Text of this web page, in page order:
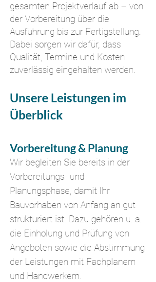
gesamten Projektverlauf ab – von
der Vorbereitung über die
Ausführung bis zur Fertigstellung.
Dabei sorgen wir dafür, dass
Qualität, Termine und Kosten
zuverlässig eingehalten werden.
Unsere Leistungen im
Überblick
Vorbereitung & Planung
Wir begleiten Sie bereits in der
Vorbereitungs- und
Planungsphase, damit Ihr
Bauvorhaben von Anfang an gut
strukturiert ist. Dazu gehören u. a.
die Einholung und Prüfung von
Angeboten sowie die Abstimmung
der Leistungen mit Fachplanern
und Handwerkern.